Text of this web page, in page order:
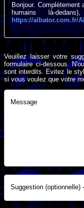
Bonjour. Complètement
humains là-
https://albator.com.fr/
Veuillez laisser votre
formulaire ci-dessous.
sont interdits. Evitez le
si vous voulez que votre
Message
Suggestion (optionnelle)